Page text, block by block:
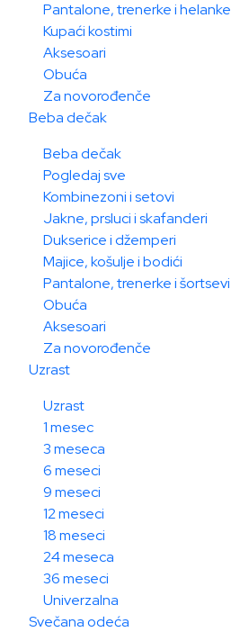
Pantalone, trenerke i helanke
Kupaći kostimi
Aksesoari
Obuća
Za novorođenče
Beba dečak
Beba dečak
Pogledaj sve
Kombinezoni i setovi
Jakne, prsluci i skafanderi
Dukserice i džemperi
Majice, košulje i bodići
Pantalone, trenerke i šortsevi
Obuća
Aksesoari
Za novorođenče
Uzrast
Uzrast
1 mesec
3 meseca
6 meseci
9 meseci
12 meseci
18 meseci
24 meseca
36 meseci
Univerzalna
Svečana odeća